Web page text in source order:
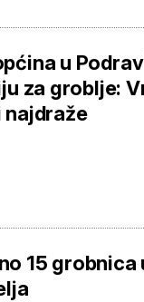
u
za groblje:
najdraže
15